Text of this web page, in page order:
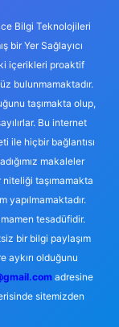
Bilgi Teknolojileri
bir Yer Sağlayıcı
içerikleri proaktif
bulunmamaktadır.
taşımakta olup,
Bu internet
ile hiçbir bağlantısı
makaleler
taşımamakta
yapılmamaktadır.
tesadüfidir.
bir bilgi paylaşım
aykırı olduğunu
adresine
sitemizden